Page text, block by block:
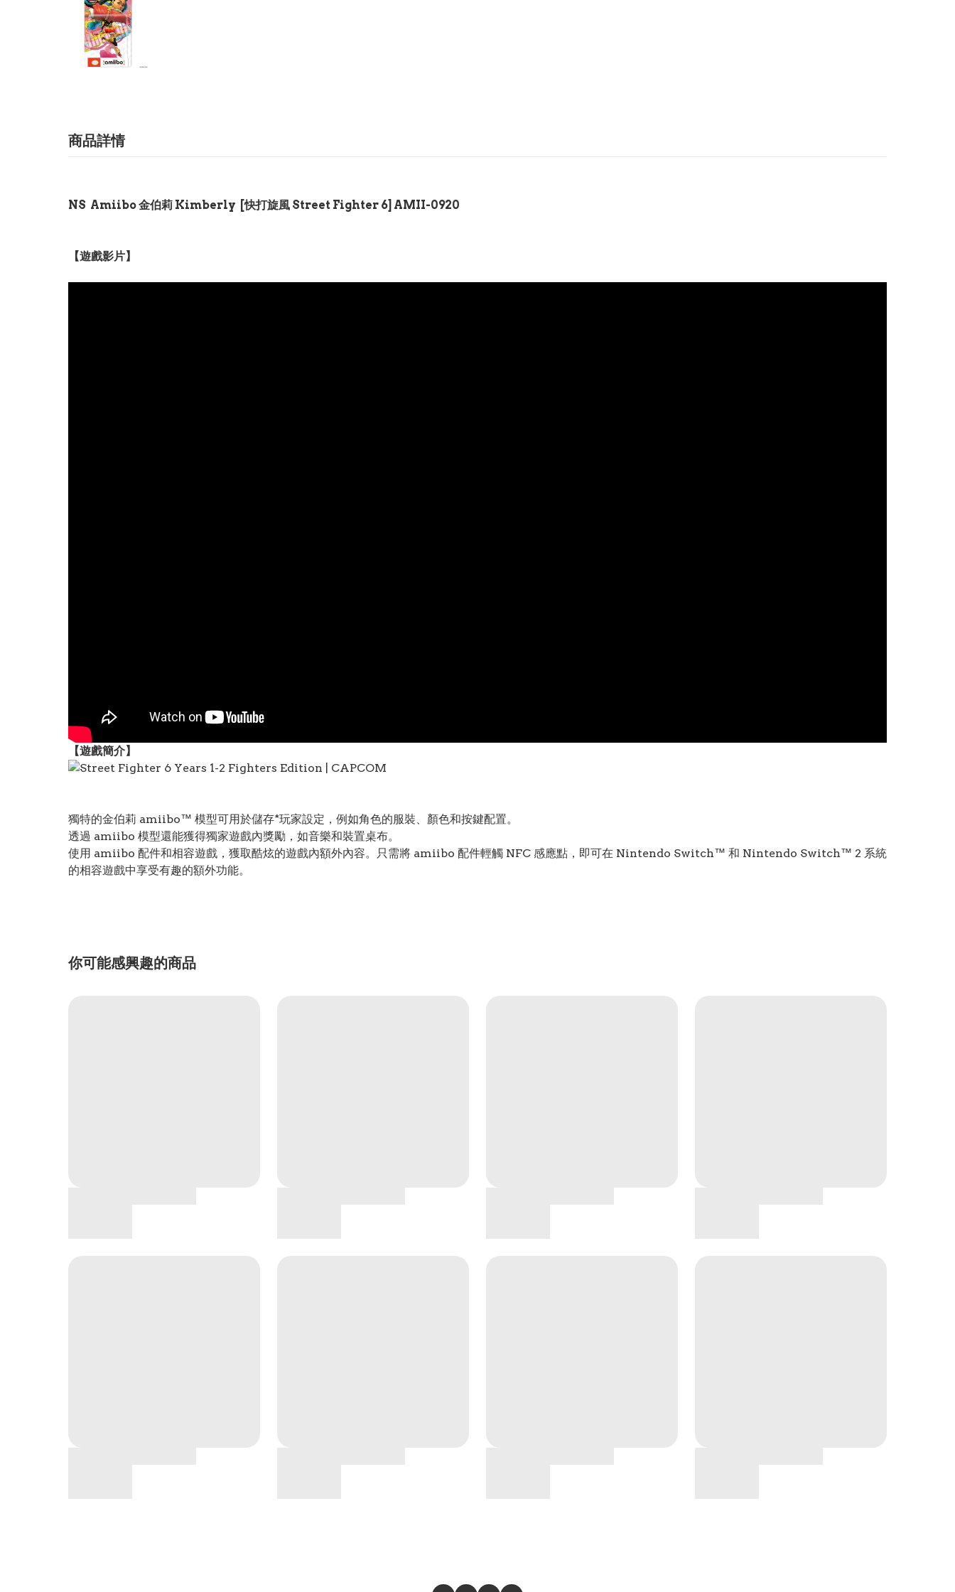
商品詳情
NS Amiibo 金伯莉 Kimberly [快打旋風 Street Fighter 6] AMII-0920
【遊戲影片】
【遊戲簡介】
獨特的金伯莉 amiibo™ 模型可用於儲存*玩家設定，例如角色的服裝、顏色和按鍵配置。
透過 amiibo 模型還能獲得獨家遊戲內獎勵，如音樂和裝置桌布。
使用 amiibo 配件和相容遊戲，獲取酷炫的遊戲內額外內容。只需將 amiibo 配件輕觸 NFC 感應點，即可在 Nintendo Switch™ 和 Nintendo Switch™ 2 系統
的相容遊戲中享受有趣的額外功能。
你可能感興趣的商品